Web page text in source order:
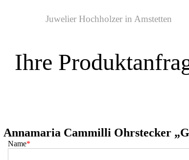
Juwelier Hochholzer in Amstetten
Ihre
Annamaria Cammilli Ohrstecker
Name*